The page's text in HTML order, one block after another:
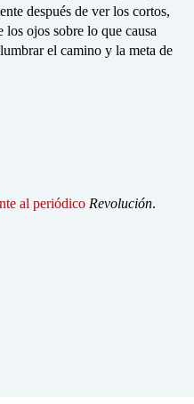
después de ver los cortos,
ojos sobre lo que causa
el camino y la meta de
al periódico Revolución.